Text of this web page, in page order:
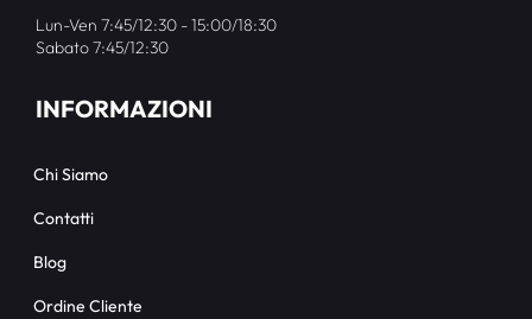
Lun-Ven 7:45/12:30 - 15:00/18:30
Sabato 7:45/12:30
INFORMAZIONI
Chi Siamo
Contatti
Blog
Ordine Cliente